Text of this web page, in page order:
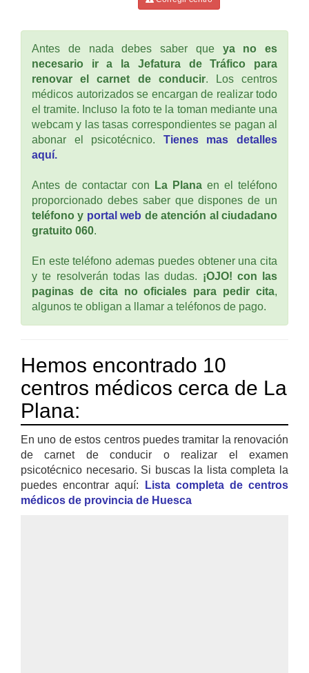
Antes de nada debes saber que ya no es
necesario ir a la Jefatura de Tráfico para
renovar el carnet de conducir. Los centros
médicos autorizados se encargan de realizar todo
el tramite. Incluso la foto te la toman mediante una
webcam y las tasas correspondientes se pagan al
abonar el psicotécnico. Tienes mas detalles
aquí.
Antes de contactar con La Plana en el teléfono
proporcionado debes saber que dispones de un
teléfono y portal web de atención al ciudadano
gratuito 060.
En este teléfono ademas puedes obtener una cita
y te resolverán todas las dudas. ¡OJO! con las
paginas de cita no oficiales para pedir cita,
algunos te obligan a llamar a teléfonos de pago.
Hemos encontrado 10
centros médicos cerca de La
Plana:
En uno de estos centros puedes tramitar la renovación
de carnet de conducir o realizar el examen
psicotécnico necesario. Si buscas la lista completa la
puedes encontrar aquí:
Lista completa de centros
médicos de provincia de Huesca